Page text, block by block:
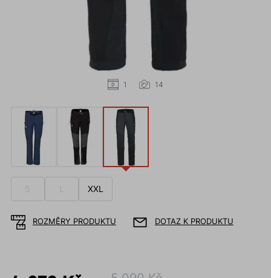
1 14
S XXL
ROZMĚRY PRODUKTU DOTAZ K PRODUKTU